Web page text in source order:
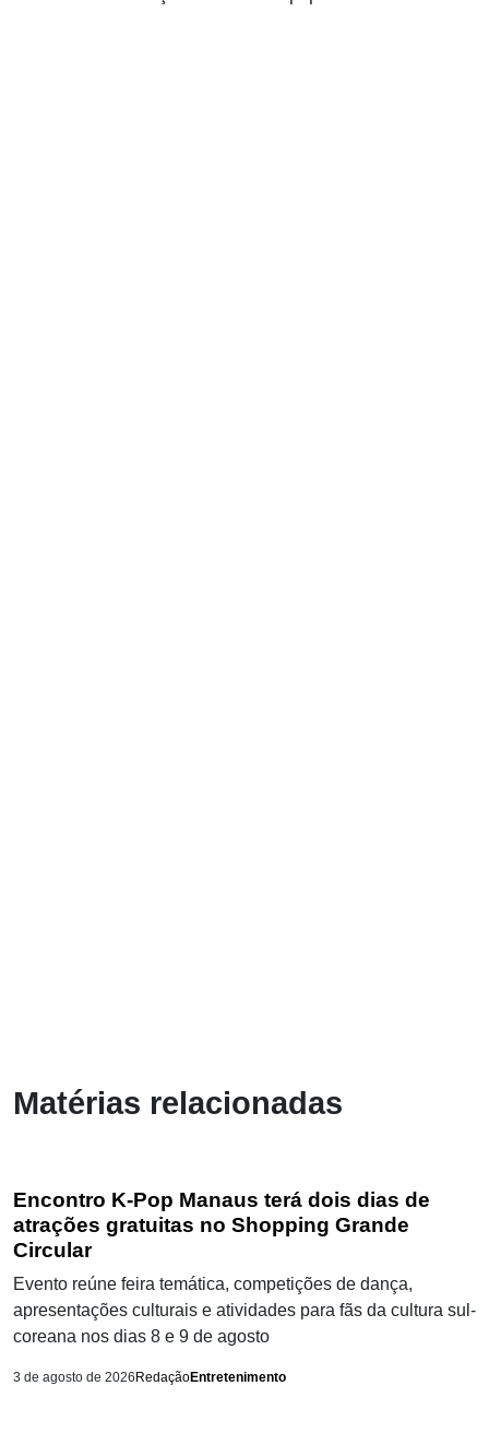
Matérias relacionadas
Encontro K-Pop Manaus terá dois dias de
atrações gratuitas no Shopping Grande
Circular
Evento reúne feira temática, competições de dança,
apresentações culturais e atividades para fãs da cultura sul-
coreana nos dias 8 e 9 de agosto
3 de agosto de 2026 RedaçãoEntretenimento